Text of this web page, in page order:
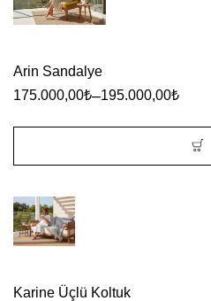
Arin Sandalye
175.000,00₺–195.000,00₺
ürünün
birden
varyasyonu
Karine Üçlü Koltuk